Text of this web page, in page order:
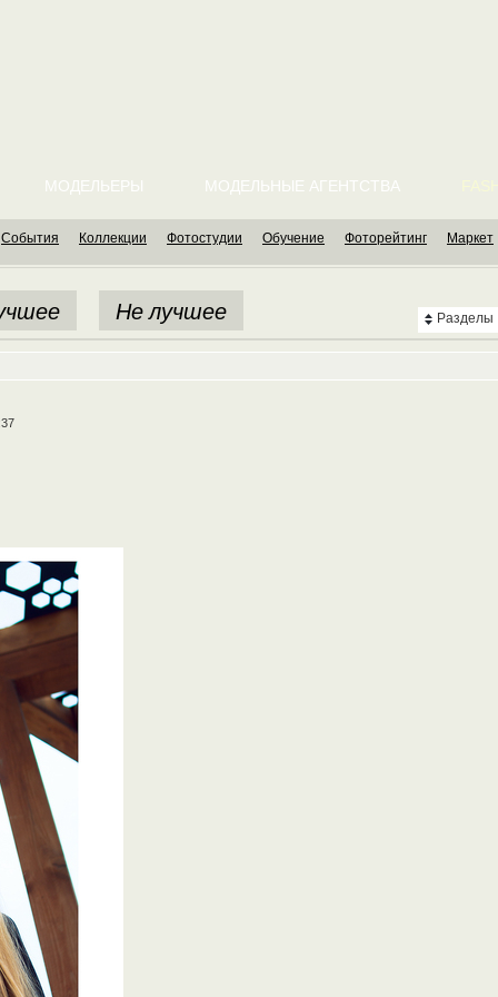
МОДЕЛЬЕРЫ МОДЕЛЬНЫЕ АГЕНТСТВА
События Коллекции Фотостудии Обучение Фоторейтинг Маркет
Разделы
Не лучшее